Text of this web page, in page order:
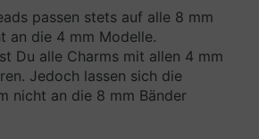
passen stets auf alle 8 mm
an die 4 mm Modelle.
Du alle Charms mit allen 4 mm
Jedoch lassen sich die
nicht an die 8 mm Bänder